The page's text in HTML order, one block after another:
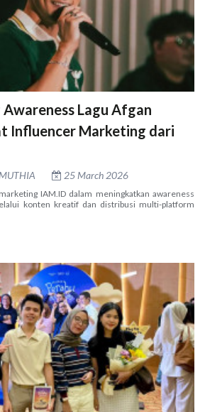
Lagu Afgan
Influencer Marketing dari
25 March 2026
IAM.ID dalam meningkatkan awareness
konten kreatif dan distribusi multi-platform